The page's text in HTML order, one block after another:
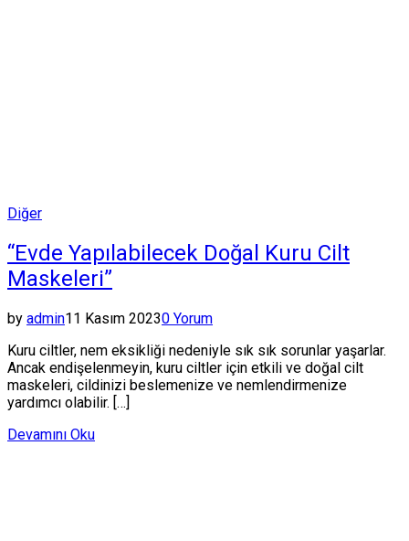
Posted
Diğer
“Evde Yapılabilecek Doğal Kuru Cilt
Maskeleri”
by admin11 Kasım 20230 Yorum
Kuru ciltler, nem eksikliği nedeniyle sık sık sorunlar yaşarlar.
Ancak endişelenmeyin, kuru ciltler için etkili ve doğal cilt
maskeleri, cildinizi beslemenize ve nemlendirmenize
yardımcı olabilir. […]
Devamını Oku